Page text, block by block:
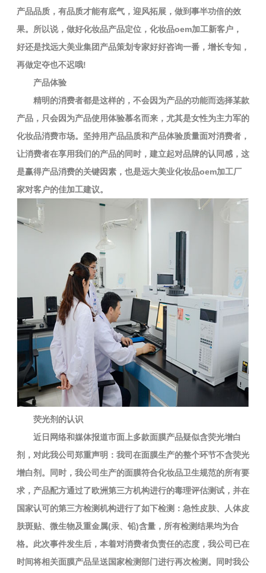
产品品质，有品质才能有底气，迎风拓展，做到事半功倍的效
果。所以说，做好化妆品产品定位，化妆品oem加工新客户，
好还是找远大美业集团产品策划专家好好咨询一番，增长专知，
再做定夺也不迟哦!
产品体验
精明的消费者都是这样的，不会因为产品的功能而选择某款
产品，只会因为产品使用体验慕名而来，尤其是女性为主力军的
化妆品消费市场。坚持用产品品质和产品体验质量面对消费者，
让消费者在享用我们的产品的同时，建立起对品牌的认同感，这
是赢得产品消费的关键因素，也是远大美业化妆品oem加工厂
家对客户的佳加工建议。
荧光剂的认识
近日网络和媒体报道市面上多款面膜产品疑似含荧光增白
剂，对此我公司郑重声明：我司在面膜生产的整个环节不含荧光
增白剂。同时，我公司生产的面膜符合化妆品卫生规范的所有要
求，产品配方通过了欧洲第三方机构进行的毒理评估测试，并在
国家认可的第三方检测机构进行了如下检测：急性皮肤、人体皮
肤斑贴、微生物及重金属(汞、铅)含量，所有检测结果均为合
格。此次事件发生后，本着对消费者负责任的态度，我公司已在
时间将相关面膜产品呈送国家检测部门进行再次检测。同时我公